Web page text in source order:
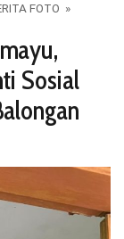
FOTO »
Sosial